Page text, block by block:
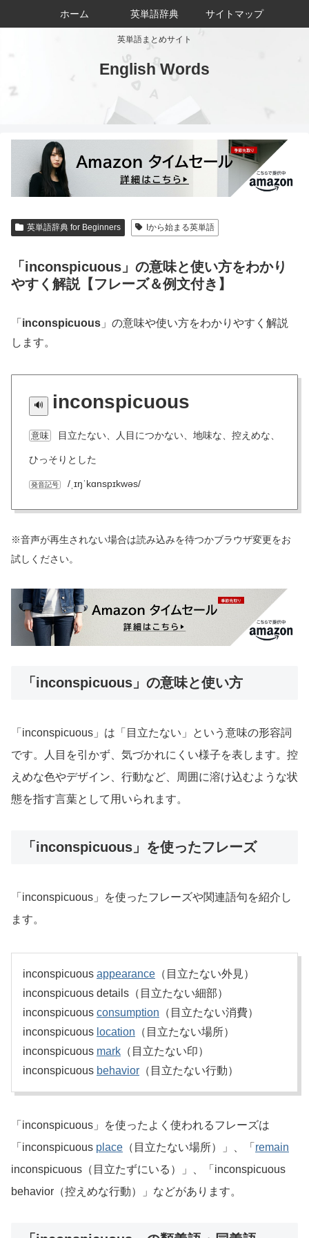
英単語まとめサイト
English Words
ホーム 英単語辞典 サイトマップ
英単語辞典 for Beginners Iから始まる英単語
「inconspicuous」の意味と使い方をわかり
やすく解説【フレーズ＆例文付き】
「 inconspicuous 」の意味や使い方をわかりやすく解説
します。
inconspicuous
意味 目立たない、人目につかない、地味な、控えめな、
ひっそりとした
発音記号 /ˌɪŋˈkɑnspɪkwəs/
※音声が再生されない場合は読み込みを待つかブラウザ変更をお
試しください。
「inconspicuous」の意味と使い方
「inconspicuous」は「目立たない」という意味の形容詞
です。人目を引かず、気づかれにくい様子を表します。控
えめな色やデザイン、行動など、周囲に溶け込むような状
態を指す言葉として用いられます。
「inconspicuous」を使ったフレーズ
「inconspicuous」を使ったフレーズや関連語句を紹介し
ます。
inconspicuous appearance （目立たない外見）
inconspicuous details（目立たない細部）
inconspicuous consumption （目立たない消費）
inconspicuous location （目立たない場所）
inconspicuous mark （目立たない印）
inconspicuous behavior （目立たない行動）
「inconspicuous」を使ったよく使われるフレーズは
「inconspicuous place （目立たない場所）」、「 remain
inconspicuous（目立たずにいる）」、「inconspicuous
behavior（控えめな行動）」などがあります。